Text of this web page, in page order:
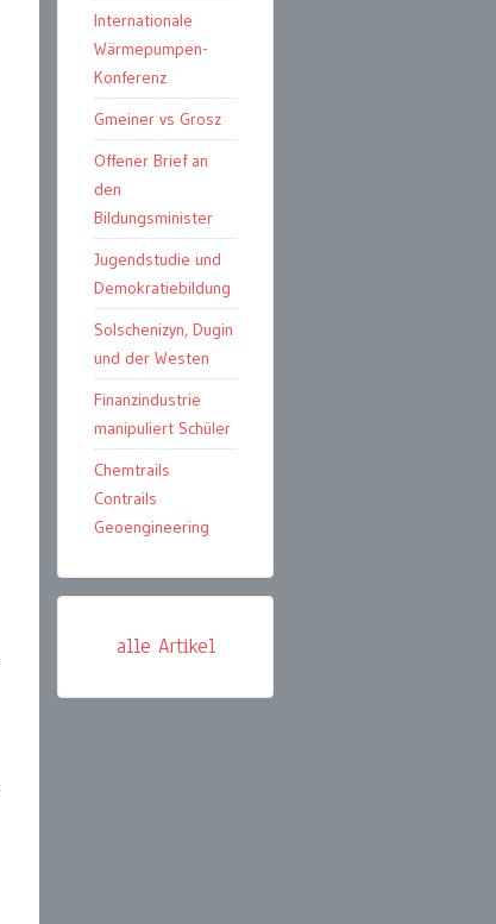
Internationale
Wärmepumpen-
Konferenz
Gmeiner vs Grosz
Offener Brief an
den
Bildungsminister
Jugendstudie und
Demokratiebildung
Solschenizyn, Dugin
und der Westen
Finanzindustrie
manipuliert Schüler
Chemtrails
Contrails
Geoengineering
alle Artikel